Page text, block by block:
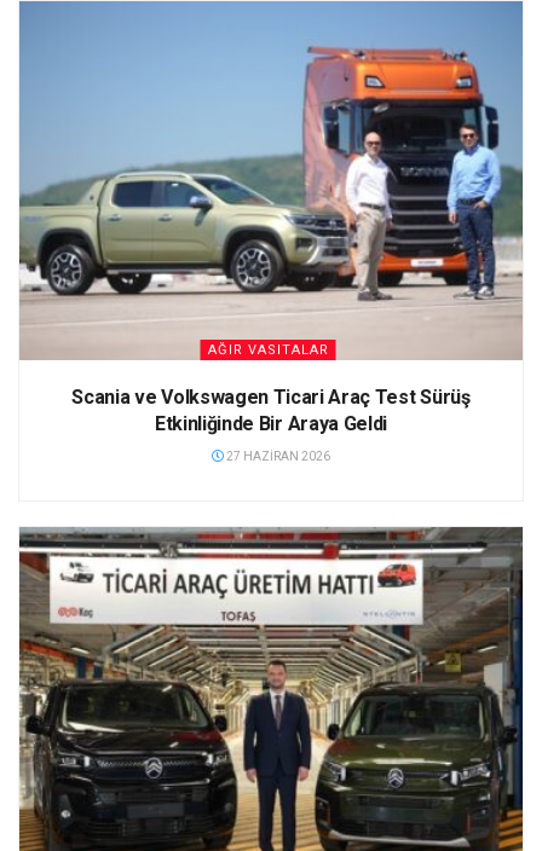
AĞIR VASITALAR
Scania ve Volkswagen Ticari Araç Test Sürüş
Etkinliğinde Bir Araya Geldi
27 HAZIRAN 2026